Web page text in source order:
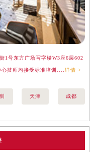
1号东方广场写字楼W3座6层602
技师均接受标准培训.... 详情 >
天津 成都